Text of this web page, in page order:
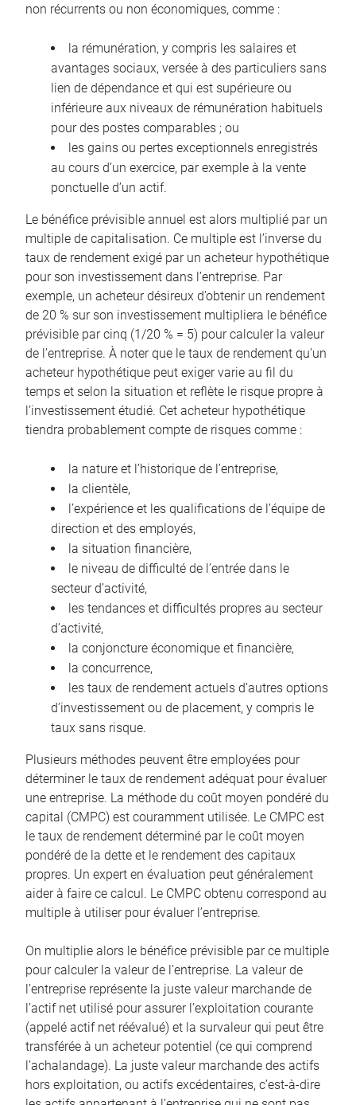
non récurrents ou non économiques, comme :
la rémunération, y compris les salaires et
avantages sociaux, versée à des particuliers sans
lien de dépendance et qui est supérieure ou
inférieure aux niveaux de rémunération habituels
pour des postes comparables ; ou
les gains ou pertes exceptionnels enregistrés
au cours d’un exercice, par exemple à la vente
ponctuelle d’un actif.
Le bénéfice prévisible annuel est alors multiplié par un
multiple de capitalisation. Ce multiple est l’inverse du
taux de rendement exigé par un acheteur hypothétique
pour son investissement dans l’entreprise. Par
exemple, un acheteur désireux d’obtenir un rendement
de 20 % sur son investissement multipliera le bénéfice
prévisible par cinq (1/20 % = 5) pour calculer la valeur
de l’entreprise. À noter que le taux de rendement qu’un
acheteur hypothétique peut exiger varie au fil du
temps et selon la situation et reflète le risque propre à
l’investissement étudié. Cet acheteur hypothétique
tiendra probablement compte de risques comme :
la nature et l’historique de l’entreprise,
la clientèle,
l’expérience et les qualifications de l’équipe de
direction et des employés,
la situation financière,
le niveau de difficulté de l’entrée dans le
secteur d’activité,
les tendances et difficultés propres au secteur
d’activité,
la conjoncture économique et financière,
la concurrence,
les taux de rendement actuels d’autres options
d’investissement ou de placement, y compris le
taux sans risque.
Plusieurs méthodes peuvent être employées pour
déterminer le taux de rendement adéquat pour évaluer
une entreprise. La méthode du coût moyen pondéré du
capital (CMPC) est couramment utilisée. Le CMPC est
le taux de rendement déterminé par le coût moyen
pondéré de la dette et le rendement des capitaux
propres. Un expert en évaluation peut généralement
aider à faire ce calcul. Le CMPC obtenu correspond au
multiple à utiliser pour évaluer l’entreprise.
On multiplie alors le bénéfice prévisible par ce multiple
pour calculer la valeur de l’entreprise. La valeur de
l’entreprise représente la juste valeur marchande de
l’actif net utilisé pour assurer l’exploitation courante
(appelé actif net réévalué) et la survaleur qui peut être
transférée à un acheteur potentiel (ce qui comprend
l’achalandage). La juste valeur marchande des actifs
hors exploitation, ou actifs excédentaires, c’est-à-dire